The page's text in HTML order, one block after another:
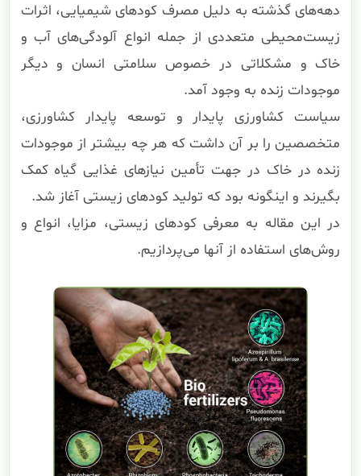
دهه‌های گذشته به دلیل مصرف کودهای شیمیایی، اثرات
زیست‌محیطی متعددی از جمله انواع آلودگی‌های آب و
خاک و مشکلاتی در خصوص سلامتی انسان و دیگر
موجودات زنده به وجود آمد.
سیاست کشاورزی پایدار و توسعه پایدار کشاورزی،
متخصصین را بر آن داشت که هر چه بیشتر از موجودات
زنده در خاک در جهت تأمین نیازهای غذایی گیاه کمک
بگیرند و اینگونه بود که تولید کودهای زیستی آغاز شد.
در این مقاله به معرفی کودهای زیستی، مزایا، انواع و
روش‌های استفاده از آنها می‌پردازیم.